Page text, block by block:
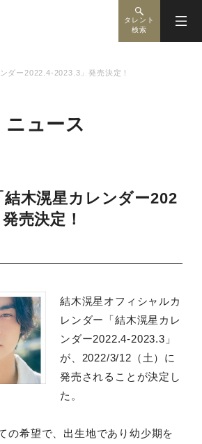
タレント
検索
ダー2022.4-2023.3」発売決定！
ニュース
木滉星カレンダー202
売決定！
結木滉星オフィシャルカ
レンダー「結木滉星カレ
ンダー2022.4-2023.3」
が、2022/3/12（土）に
発売されることが決定し
た。
の希望で、出生地であり幼少期を